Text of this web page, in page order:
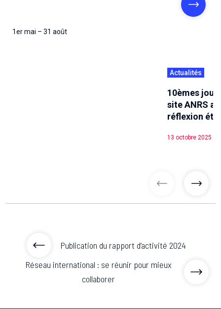
1er mai – 31 août
Actualités
10èmes
site ANRS
réflexion
13 octobre 2025
articles
Publication du rapport d’activité 2024
Réseau international : se réunir pour mieux
collaborer